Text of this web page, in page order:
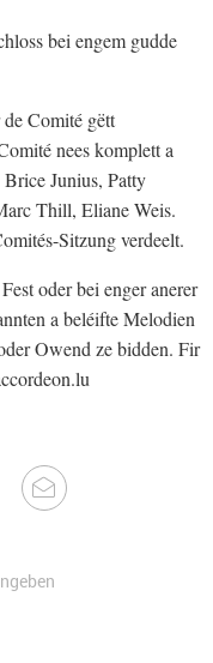
bei engem gudde
Comité gëtt
nees komplett a
Brice Junius, Patty
Thill, Eliane Weis.
Sitzung verdeelt.
oder bei enger anerer
a beléifte Melodien
Owend ze bidden. Fir